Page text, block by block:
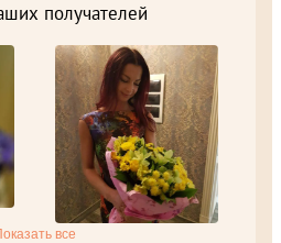
получателей
все